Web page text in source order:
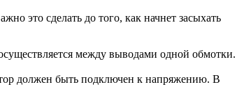
это сделать до того, как начнет засыхать
между выводами одной обмотки.
должен быть подключен к напряжению. В